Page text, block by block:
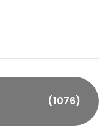
(1076)